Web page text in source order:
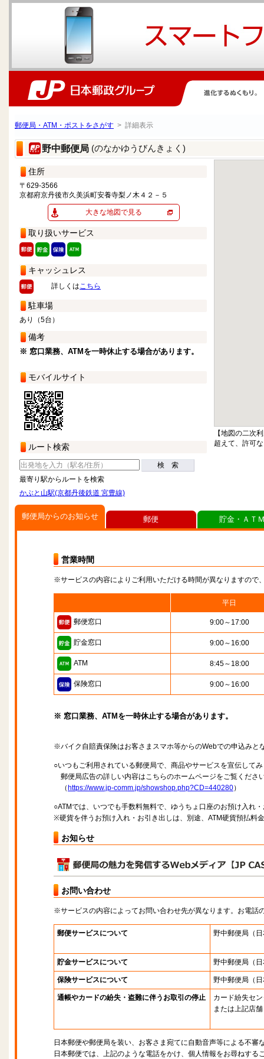
郵便局・ATM・ポストをさがす > 詳細表示
野中郵便局 (のなかゆうびんきょく)
住所
〒629-3566
京都府京丹後市久美浜町安養寺梨ノ木４２－５
大きな地図で見る
取り扱いサービス
キャッシュレス
詳しくはこちら
駐車場
あり（5台）
備考
※ 窓口業務、ATMを一時休止する場合があります。
モバイルサイト
ルート検索
検 索
最寄り駅からルートを検索
かぶと山駅(京都丹後鉄道 宮豊線)
【地図の二次
超えて、許可
郵便局からのお知らせ
営業時間
※サービスの内容によりご利用いただける時間が異なりますので
平日
郵便窓口 9:00～17:00
貯金窓口 9:00～16:00
ATM 8:45～18:00
保険窓口 9:00～16:00
※ 窓口業務、ATMを一時休止する場合があります。
※バイク自賠責保険はお客さまスマホ等からのWebでの申込みと
○いつもご利用されている郵便局で、商品やサービスを宣伝して
郵便局広告の詳しい内容はこちらのホームページをご覧くださ
（ https://www.jp-comm.jp/showshop.php?CD=440280）
○ATMでは、いつでも手数料無料で、ゆうちょ口座のお預け入れ
※硬貨を伴うお預け入れ・お引き出しは、別途、ATM硬貨預払料
お知らせ
お問い合わせ
※サービスの内容によってお問い合わせ先が異なります。お電話
郵便サービスについて 野中郵便局 （
貯金サービスについて 野中郵便局 （
保険サービスについて 野中郵便局 （
通帳やカードの紛失・盗難に伴うお取引の停止
カード紛失セ
または上記店舗
日本郵便や郵便局を装い、お客さま宛てに自動音声等による不審
日本郵便では、上記のような電話をかけ、個人情報をお尋ねする
郵便 貯金・ＡＴ